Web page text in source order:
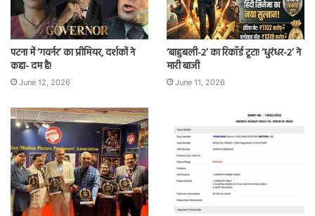
पटना में ‘गवर्नर’ का प्रीमियर, दर्शकों ने
कहा- दम है!
June 12, 2026
‘बाहुबली-2’ का रिकॉर्ड टूटा! ‘धुरंधर-2’ ने
मारी बाजी
June 11, 2026